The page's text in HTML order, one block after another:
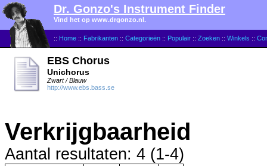
:: Home :: Fabrikanten :: Categorieën :: Populair :: Zoeken :: Winkels ::
Dr. Gonzo's Instrument Finder
Vind het op www.drgonzo.nl.
EBS Chorus
Unichorus
Zwart / Blauw
http://www.ebs.bass.se
Verkrijgbaarheid
Aantal resultaten: 4 (1-4)